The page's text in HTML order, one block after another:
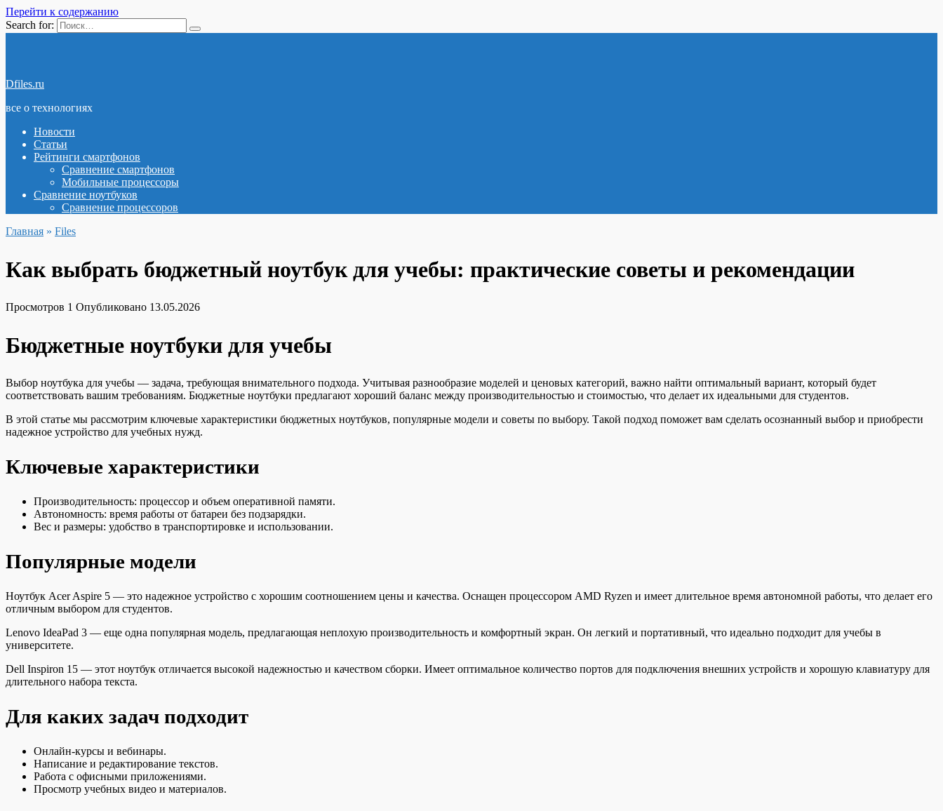
Перейти к содержанию
Search for:
Dfiles.ru
все о технологиях
Новости
Статьи
Рейтинги смартфонов
Сравнение смартфонов
Мобильные процессоры
Сравнение ноутбуков
Сравнение процессоров
Главная » Files
Как выбрать бюджетный ноутбук для учебы: практические советы и рекомендации
Просмотров 1 Опубликовано 13.05.2026
Бюджетные ноутбуки для учебы
Выбор ноутбука для учебы — задача, требующая внимательного подхода. Учитывая разнообразие моделей и ценовых категорий, важно найти оптимальный вариант, который будет
соответствовать вашим требованиям. Бюджетные ноутбуки предлагают хороший баланс между производительностью и стоимостью, что делает их идеальными для студентов.
В этой статье мы рассмотрим ключевые характеристики бюджетных ноутбуков, популярные модели и советы по выбору. Такой подход поможет вам сделать осознанный выбор и приобрести
надежное устройство для учебных нужд.
Ключевые характеристики
Производительность: процессор и объем оперативной памяти.
Автономность: время работы от батареи без подзарядки.
Вес и размеры: удобство в транспортировке и использовании.
Популярные модели
Ноутбук Acer Aspire 5 — это надежное устройство с хорошим соотношением цены и качества. Оснащен процессором AMD Ryzen и имеет длительное время автономной работы, что делает его
отличным выбором для студентов.
Lenovo IdeaPad 3 — еще одна популярная модель, предлагающая неплохую производительность и комфортный экран. Он легкий и портативный, что идеально подходит для учебы в
университете.
Dell Inspiron 15 — этот ноутбук отличается высокой надежностью и качеством сборки. Имеет оптимальное количество портов для подключения внешних устройств и хорошую клавиатуру для
длительного набора текста.
Для каких задач подходит
Онлайн-курсы и вебинары.
Написание и редактирование текстов.
Работа с офисными приложениями.
Просмотр учебных видео и материалов.